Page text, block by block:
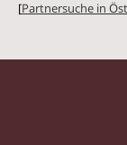
[Partnersuche in